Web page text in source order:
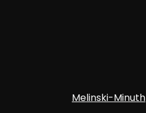
Melinski-Minuth